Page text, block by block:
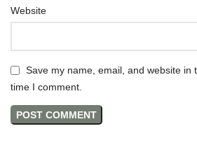
Website
Save my name, email, and website in
time I comment.